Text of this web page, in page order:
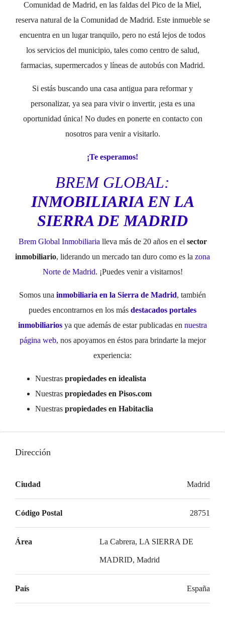
Comunidad de Madrid, en las faldas del Pico de la Miel,
reserva natural de la Comunidad de Madrid. Este inmueble se
encuentra en un lugar tranquilo, pero no está lejos de todos
los servicios del municipio, tales como centro de salud,
farmacias, supermercados y líneas de autobús con Madrid.
Si estás buscando una casa antigua para reformar y
personalizar, ya sea para vivir o invertir, ¡esta es una
oportunidad única! No dudes en ponerte en contacto con
nosotros para venir a visitarlo.
¡Te esperamos!
BREM GLOBAL:
INMOBILIARIA EN LA
SIERRA DE MADRID
Brem Global Inmobiliaria lleva más de 20 años en el sector
inmobiliario, liderando un mercado tan duro como es la zona
Norte de Madrid. ¡Puedes venir a visitarnos!
Somos una inmobiliaria en la Sierra de Madrid, también
puedes encontrarnos en los más destacados portales
inmobiliarios ya que además de estar publicadas en nuestra
página web, nos apoyamos en éstos para brindarte la mejor
experiencia:
Nuestras propiedades en idealista
Nuestras propiedades en Pisos.com
Nuestras propiedades en Habitaclia
Dirección
Ciudad Madrid
Código Postal 28751
Área La Cabrera, LA SIERRA DE
MADRID, Madrid
País España